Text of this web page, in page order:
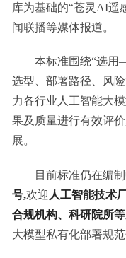
库为基础的“苍灵AI遥
闻联播等媒体报道。
本标准围绕“选
选型、部署路径、风
力各行业人工智能大
果及质量进行有效评
展。
目前标准仍在编
号,欢迎 人工智能技术
合规机构、科研院所
大模型私有化部署规